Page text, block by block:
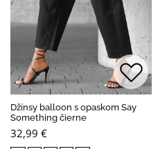
Džínsy balloon s opaskom Say
Something čierne
32,99 €